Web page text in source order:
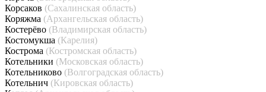
Корсаков (Сахалинская область)
Коряжма (Архангельская область)
Костерёво (Владимирская область)
Костомукша (Карелия)
Кострома (Костромская область)
Котельники (Московская область)
Котельниково (Волгоградская область)
Котельнич (Кировская область)